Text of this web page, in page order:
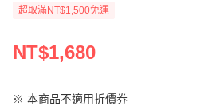
超取滿NT$1,500免運
NT$1,680
※ 本商品不適用折價券